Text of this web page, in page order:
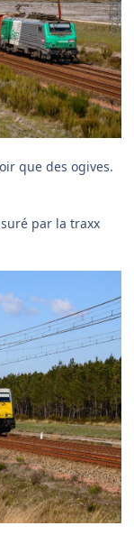
que des ogives.
par la traxx